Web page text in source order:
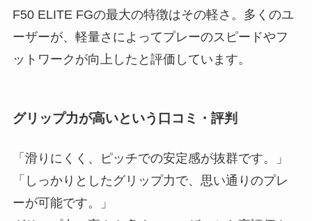
F50 ELITE FGの最大の特徴はその軽さ。多くのユ
ーザーが、軽量さによってプレーのスピードやフ
ットワークが向上したと評価しています。
グリップ力が高いという口コミ・評判
「滑りにくく、ピッチでの安定感が抜群です。」
「しっかりとしたグリップ力で、思い通りのプレ
ーが可能です。」